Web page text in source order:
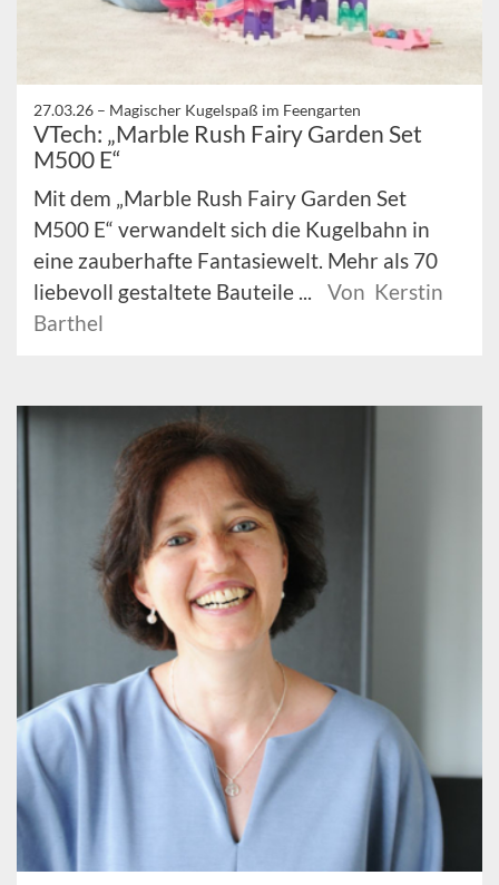
27.03.26 – Magischer Kugelspaß im Feengarten
VTech: „Marble Rush Fairy Garden Set
M500 E“
Mit dem „Marble Rush Fairy Garden Set
M500 E“ verwandelt sich die Kugelbahn in
eine zauberhafte Fantasiewelt. Mehr als 70
liebevoll gestaltete Bauteile ...
Von Kerstin
Barthel